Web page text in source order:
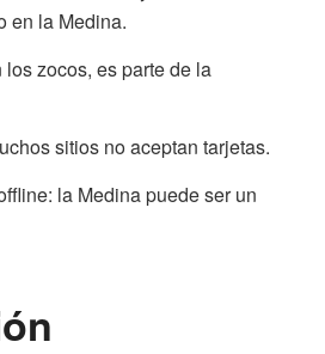
en la Medina.
zocos, es parte de la
sitios no aceptan tarjetas.
la Medina puede ser un